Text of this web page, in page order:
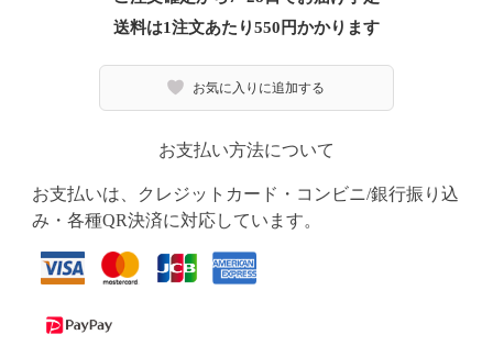
送料は1注文あたり550 円かかります
お気に入りに追加する
お支払い方法について
お支払いは、クレジットカード・コンビニ/銀行振り込
み・各種QR決済に対応しています。